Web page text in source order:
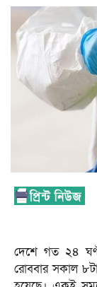
দেশে গত ২৪
রোববার সকাল